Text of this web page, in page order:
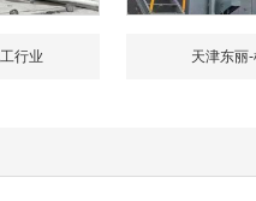
行业 天津东丽